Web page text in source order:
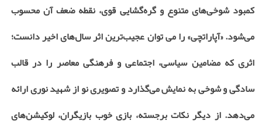
کمبود شوخی‌های متنوع و گره‌گشایی قوی، نقطه ضعف آن محسوب
می‌شود. «آپاراتچی» را می توان عجیب‌ترین اثر سال‌های اخیر دانست؛
اثری که مضامین سیاسی، اجتماعی و فرهنگی معاصر را در قالب
سادگی و شوخی به نمایش می‌گذارد و تصویری نو از شهید نوری ارائه
می‌دهد. از دیگر نکات برجسته، بازی خوب بازیگران، لوکیشن‌های